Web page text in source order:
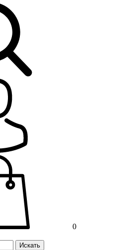
0
Искать